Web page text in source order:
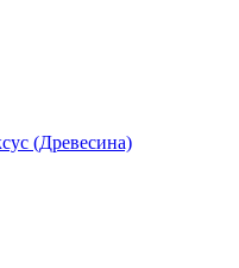
(Древесина)